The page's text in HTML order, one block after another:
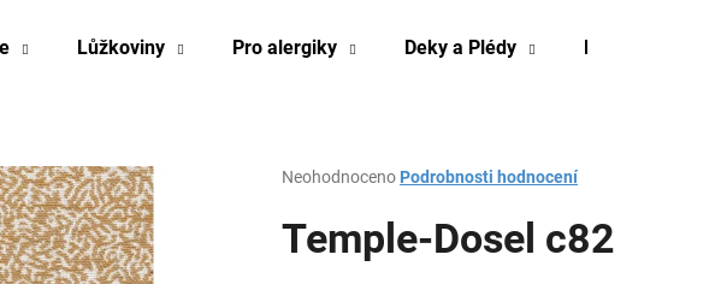
Lůžkoviny Pro alergiky Deky a Plédy Látky čalounické
Průměrné
produktu
Neohodnoceno Podrobnosti hodnocení
Temple-Dosel c82
HLEDAT